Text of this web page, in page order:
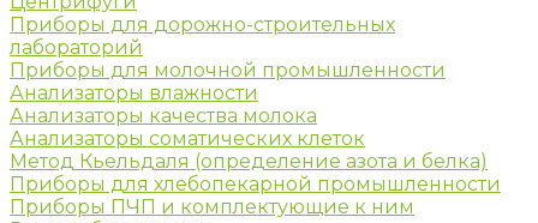
Приборы для дорожно-строительных
лабораторий
Приборы для молочной промышленности
Анализаторы влажности
Анализаторы качества молока
Анализаторы соматических клеток
Метод Кьельдаля (определение азота и белка)
Приборы для хлебопекарной промышленности
Приборы ПЧП и комплектующие к ним